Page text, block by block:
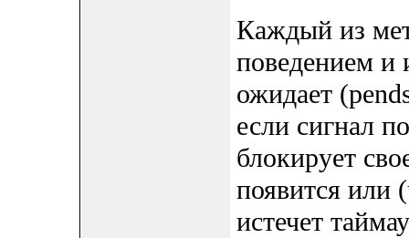
Каждый из
поведением и
ожидает
если сигнал
блокирует
появится или
истечет